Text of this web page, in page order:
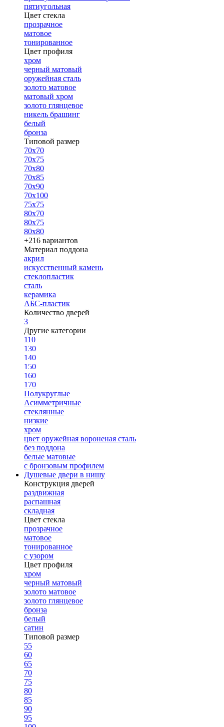
пятиугольная
Цвет стекла
прозрачное
матовое
тонированное
Цвет профиля
хром
черный матовый
оружейная сталь
золото матовое
матовый хром
золото глянцевое
никель брашинг
белый
бронза
Типовой размер
70х70
70х75
70х80
70х85
70х90
70х100
75х75
80х70
80х75
80х80
+216 вариантов
Материал поддона
акрил
искусственный камень
стеклопластик
сталь
керамика
АБС-пластик
Количество дверей
3
Другие категории
110
130
140
150
160
170
Полукруглые
Асимметричные
стеклянные
низкие
хром
цвет оружейная вороненая сталь
без поддона
белые матовые
с бронзовым профилем
Душевые двери в нишу
Конструкция дверей
раздвижная
распашная
складная
Цвет стекла
прозрачное
матовое
тонированное
с узором
Цвет профиля
хром
черный матовый
золото матовое
золото глянцевое
бронза
белый
сатин
Типовой размер
55
60
65
70
75
80
85
90
95